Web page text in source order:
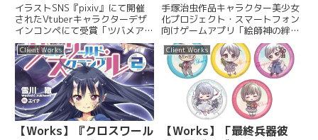
イラストSNS『pixiv』にて開催
されたVtuberキャラクターデザ
インコンペにて受賞「ツバメアゲ
ハの男の子」としてデザインしま
した。後に「青羽マコト」として
デビュー。 【クライアント】株
式会社イリアム【ジャンル】キャ
ラクターデザイン・イ...
手塚治虫作品キャラクター美少女
化プロジェクト・スマートフォン
向けゲームアプリ「絵師神の絆」
本日でサービス終了とのことで、
許可いただいたので描かせていた
だいたメフィストをアップさせて
いただきます。リリースから約２
年半、ありがとうございまし
Client Works
【Works】『クロスワール
Client Works
【Works】「最終兵器彼